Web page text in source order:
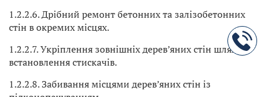
1.2.2.6. Дрібний ремонт бетонних та залізобетонних
стін в окремих місцях.
1.2.2.7. Укріплення зовнішніх дерев’яних стін шляхом
встановлення стискачів.
1.2.2.8. Забивання місцями дерев’яних стін із